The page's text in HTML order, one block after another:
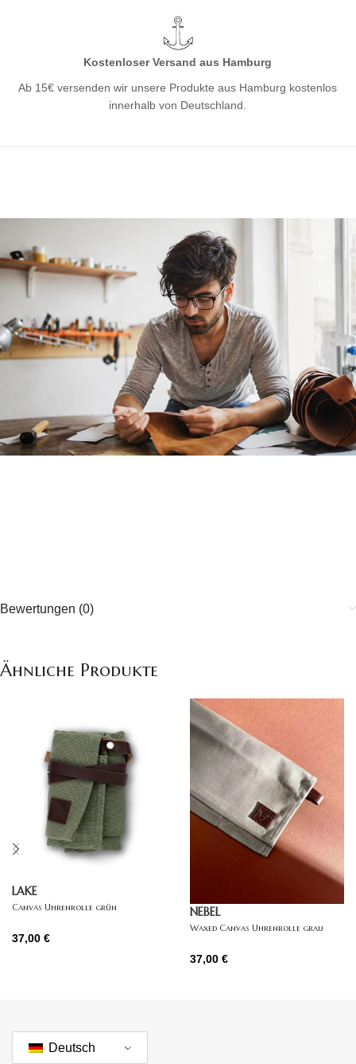
Kostenloser Versand aus Hamburg
Ab 15€ versenden wir unsere Produkte aus Hamburg kostenlos
innerhalb von Deutschland.
Bewertungen (0)
Ähnliche Produkte
LAKE
Canvas Uhrenrolle grün
37,00 €
NEBEL
Waxed Canvas Uhrenrolle grau
37,00 €
Deutsch